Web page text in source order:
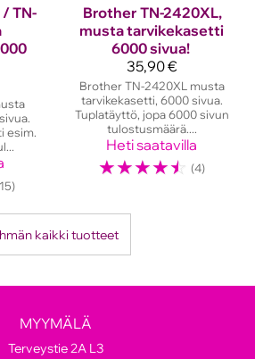
TN-
esim.
Brother TN-2420XL,
musta tarvikekasetti
6000 sivua!
35,90 €
Brother TN-2420XL musta
tarvikekasetti, 6000 sivua.
Tuplatäyttö, jopa 6000 sivun
tulostusmäärä....
Heti saatavilla
☆☆☆☆☆ (4)
kaikki tuotteet
MYYMÄLÄ
Terveystie 2A L3